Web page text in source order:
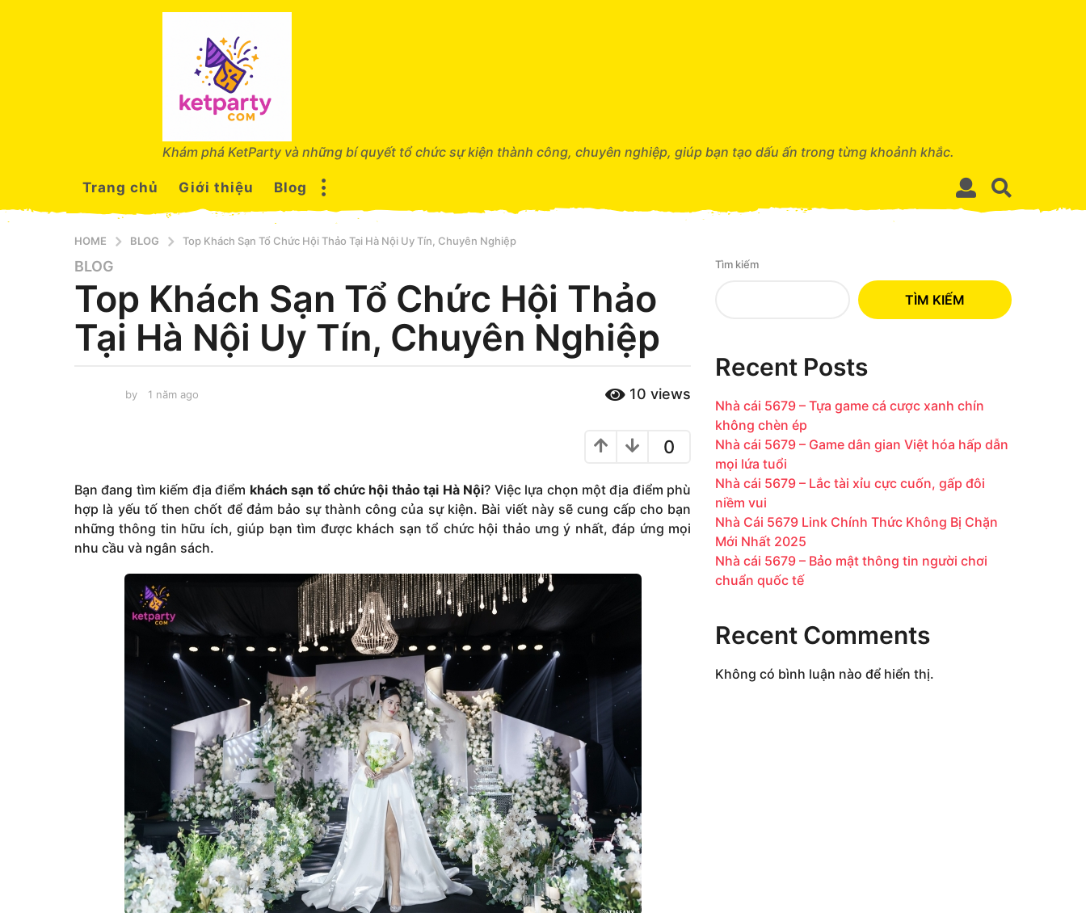
Khám phá KetParty và những bí quyết tổ chức sự kiện thành công, chuyên nghiệp, giúp bạn tạo dấu ấn trong từng khoảnh khắc.
Trang chủ Giới thiệu Blog
HOME BLOG Top Khách Sạn Tổ Chức Hội Thảo Tại Hà Nội Uy Tín, Chuyên Nghiệp
1
n
m
g
o
BLOG
Top Khách Sạn Tổ Chức Hội Thảo
Tại Hà Nội Uy Tín, Chuyên Nghiệp
by 1 năm ago
o
10 views
0
Bạn đang tìm kiếm địa điểm khách sạn tổ chức hội thảo tại Hà Nội? Việc lựa chọn một địa điểm phù
hợp là yếu tố then chốt để đảm bảo sự thành công của sự kiện. Bài viết này sẽ cung cấp cho bạn
những thông tin hữu ích, giúp bạn tìm được khách sạn tổ chức hội thảo ưng ý nhất, đáp ứng mọi
nhu cầu và ngân sách.
Tìm kiếm
TÌM KIẾM
Recent Posts
Nhà cái 5679 – Tựa game cá cược xanh chín
không chèn ép
Nhà cái 5679 – Game dân gian Việt hóa hấp dẫn
mọi lứa tuổi
Nhà cái 5679 – Lắc tài xỉu cực cuốn, gấp đôi
niềm vui
Nhà Cái 5679 Link Chính Thức Không Bị Chặn
Mới Nhất 2025
Nhà cái 5679 – Bảo mật thông tin người chơi
chuẩn quốc tế
Recent Comments
Không có bình luận nào để hiển thị.